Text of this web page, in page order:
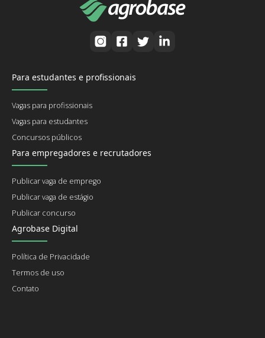
Para estudantes e profissionais
Vagas para profissionais
Vagas para estudantes
Concursos públicos
Para empregadores e recrutadores
Publicar vaga de emprego
Publicar vaga de estágio
Publicar concurso
Agrobase Digital
Política de Privacidade
Termos de uso
Contato